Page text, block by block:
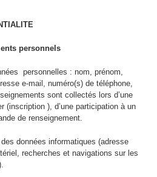
personnels
personnelles : nom, prénom,
e-mail, numéro(s) de téléphone,
sont collectés lors d’une
(inscription ), d’une participation à un
de renseignement.
données informatiques (adresse
recherches et navigations sur les